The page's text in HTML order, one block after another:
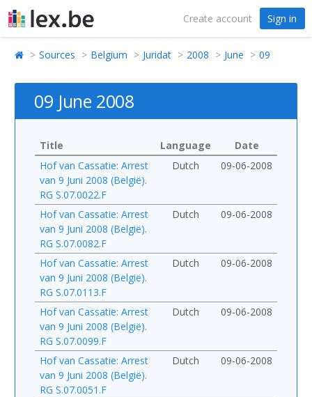
Create account Sign in
Sources Belgium Juridat 2008 June 09
09 June 2008
Title Language
Date
Hof van Cassatie: Arrest
van 9 Juni 2008 (België).
RG S.07.0022.F
Dutch 09-06-2008
Hof van Cassatie: Arrest
van 9 Juni 2008 (België).
RG S.07.0082.F
Dutch 09-06-2008
Hof van Cassatie: Arrest
van 9 Juni 2008 (België).
RG S.07.0113.F
Dutch 09-06-2008
Hof van Cassatie: Arrest
van 9 Juni 2008 (België).
RG S.07.0099.F
Dutch 09-06-2008
Hof van Cassatie: Arrest
van 9 Juni 2008 (België).
RG S.07.0051.F
Dutch 09-06-2008